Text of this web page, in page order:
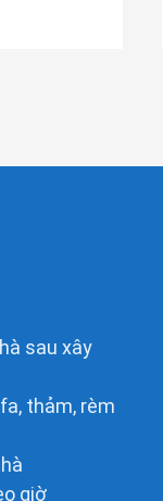
sau xây
thảm, rèm
giờ